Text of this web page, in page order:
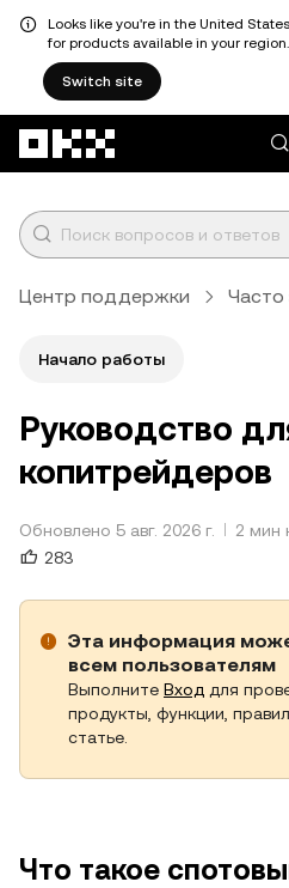
Looks like you're in the United
for products available in your region.
Switch site
Центр поддержки Часто
Начало работы
Руководство
копитрейдеров
Обновлено 5 авг. 2026 г.
2 мин
283
Эта информация
всем пользователям
Выполните Вход для
продукты, функции,
статье.
Что такое